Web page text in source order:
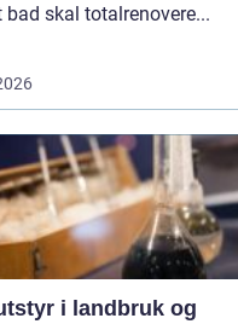
bad skal totalrenovere...
i landbruk og